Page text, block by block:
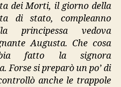
dei Morti, il giorno della
di stato, compleanno
principessa vedova
Augusta. Che cosa
fatto la signora
Forse si preparò un po’ di
anche le trappole